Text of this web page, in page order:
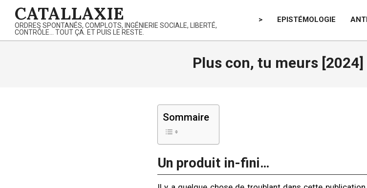
content
CATALLAXIE
ORDRES SPONTANÉS, COMPLOTS, INGÉNIERIE SOCIALE, LIBERTÉ,
CONTRÔLE… TOUT ÇA. ET PUIS LE RESTE.
> EPISTÉMOLOGIE
Plus con, tu meurs
Sommaire
Un produit in-fini…